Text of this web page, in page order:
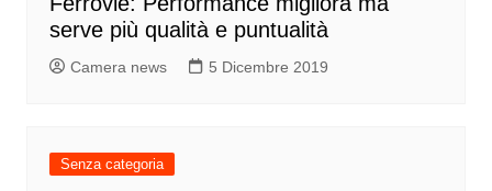
serve più qualità e puntualità
Camera news 5 Dicembre 2019
Senza categoria